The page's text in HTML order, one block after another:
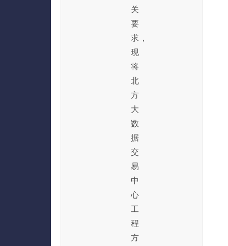
关
要
求，
现
将
北
方
大
数
据
交
易
中
心
工
程
方